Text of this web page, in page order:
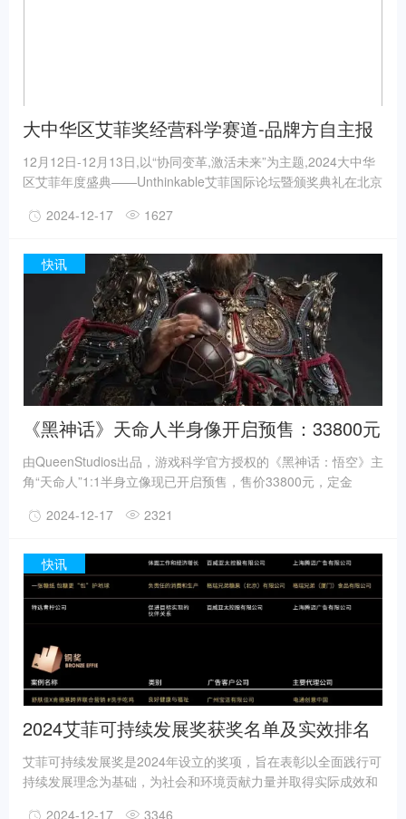
大中华区艾菲奖经营科学赛道-品牌方自主报
赛量TOP1
12月12日-12月13日,以“协同变革,激活未来”为主题,2024大中华
区艾菲年度盛典——Unthinkable艾菲国际论坛暨颁奖典礼在北京
一流见解,引领、启迪和表彰125+国家和地区的实效营销作品以
经过来自全球和地区、专业精准的评审团的层层筛选,表彰最具实
效的营销创意。
2024-12-17 1627
快讯
《黑神话》天命人半身像开启预售：33800元
由QueenStudios出品，游戏科学官方授权的《黑神话：悟空》主
角“天命人”1:1半身立像现已开启预售，售价33800元，定金
售时间为12月16日20:00-12月30日20:00，预计发货时间为2025
胶材质，植发选用金丝羊毛，每一根发丝都手工植入，眼睛为仿
真义眼工艺。黄金锁子甲还原度极高，细节惊人，完美还原了游
戏中的设计。
2024-12-17 2321
快讯
2024艾菲可持续发展奖获奖名单及实效排名
揭晓！
艾菲可持续发展奖是2024年设立的奖项，旨在表彰以全面践行可
持续发展理念为基础，为社会和环境贡献力量并取得实际成效和
2024-12-17 3346